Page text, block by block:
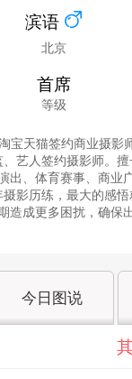
滨语
北京
首席
等级
宝天猫签约商业摄影
艺人签约摄影师。
出、体育赛事、商业
影历练，最大的感
造成更多困扰，确保
今日图说